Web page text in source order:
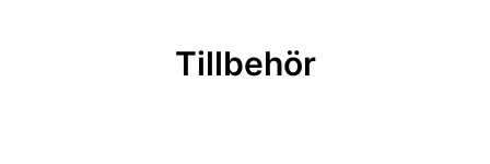
Applicering: Spruta, pensel eller
Tillbehör